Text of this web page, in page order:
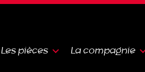
Les pièces La compagnie